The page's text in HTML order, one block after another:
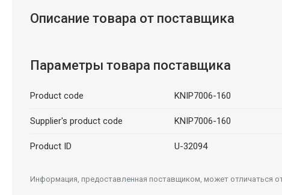
Описание товара от поставщика
Параметры товара поставщика
Product code KNIP7006-160
Supplier's product code KNIP7006-160
Product ID U-32094
Информация, предоставленная поставщиком, может отличаться